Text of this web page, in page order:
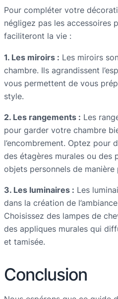
Pour compléter votre
négligez pas les accessoires
faciliteront la vie :
1. Les miroirs : Les miroirs
chambre. Ils agrandissent
vous permettent de vous
style.
2. Les rangements : Les
pour garder votre chambre
l’encombrement. Optez pour
des étagères murales ou des
objets personnels de
3. Les luminaires : Les
dans la création de
Choisissez des lampes de
des appliques murales qui
et tamisée.
Conclusion